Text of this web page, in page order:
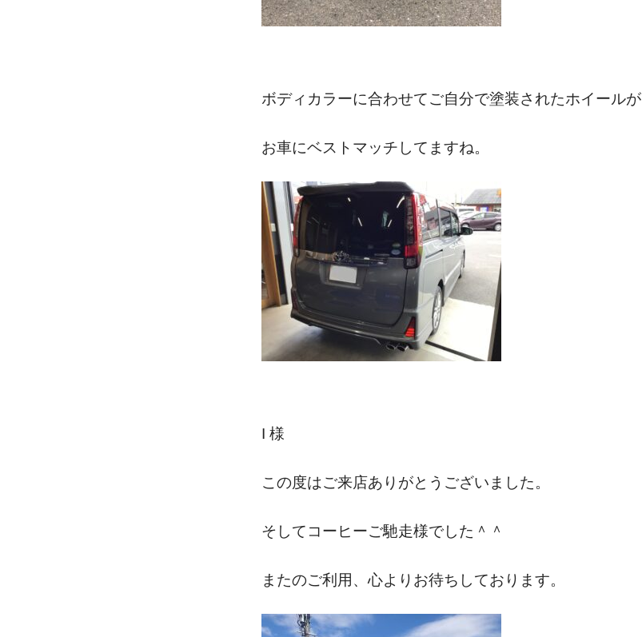
ボディカラーに合わせてご自分で塗装されたホイールが
お車にベストマッチしてますね。
I 様
この度はご来店ありがとうございました。
そしてコーヒーご馳走様でした＾＾
またのご利用、心よりお待ちしております。